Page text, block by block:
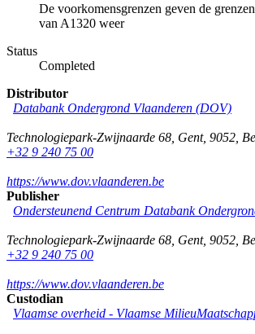
De voorkomensgrenzen geven de
van A1320 weer
Status
Completed
Distributor
Databank Ondergrond Vlaanderen (DOV)
Technologiepark-Zwijnaarde 68 Gent, 9052
+32 9 240 75 00
https://www.dov.vlaanderen.be
Publisher
Ondersteunend Centrum Databank
Technologiepark-Zwijnaarde 68 Gent, 9052
+32 9 240 75 00
https://www.dov.vlaanderen.be
Custodian
Vlaamse overheid - Vlaamse